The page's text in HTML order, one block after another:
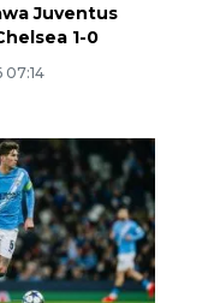
Juventus
1-0
07:14